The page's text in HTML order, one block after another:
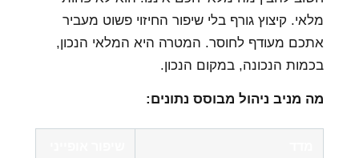
מלאי. קיצוץ גורף בלי שיפור החיזוי פשוט מעביר
אתכם מעודף לחוסר. המטרה היא המלאי הנכון,
בכמות הנכונה, במקום הנכון.
מה מניב ניהול מבוסס נתונים: